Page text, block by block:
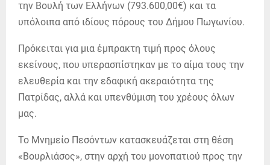
την Βουλή των Ελλήνων (793.600,00€) και τα
υπόλοιπα από ιδίους πόρους του Δήμου Πωγωνίου.
Πρόκειται για μια έμπρακτη τιμή προς όλους
εκείνους, που υπερασπίστηκαν με το αίμα τους την
ελευθερία και την εδαφική ακεραιότητα της
Πατρίδας, αλλά και υπενθύμιση του χρέους όλων
μας.
Το Μνημείο Πεσόντων κατασκευάζεται στη θέση
«Βουρλιάσος», στην αρχή του μονοπατιού προς την